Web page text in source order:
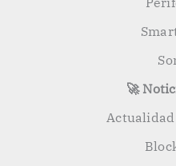
🚀
Actualidad